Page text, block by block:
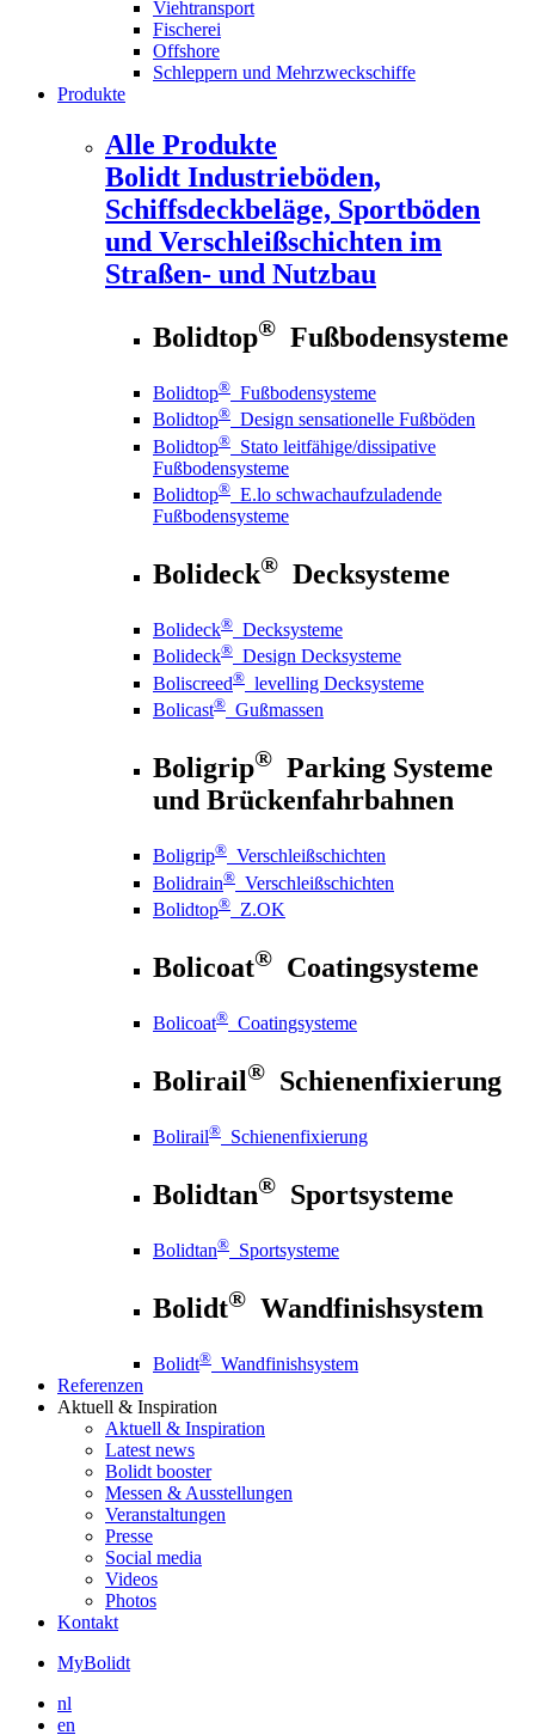
Viehtransport
Fischerei
Offshore
Schleppern und Mehrzweckschiffe
Produkte
Alle Produkte
Bolidt Industrieböden,
Schiffsdeckbeläge, Sportböden
und Verschleißschichten im
Straßen- und Nutzbau
Bolidtop® Fußbodensysteme
Bolidtop® Fußbodensysteme
Bolidtop® Design sensationelle Fußböden
Bolidtop® Stato leitfähige/dissipative
Fußbodensysteme
Bolidtop® E.lo schwachaufzuladende
Fußbodensysteme
Bolideck® Decksysteme
Bolideck® Decksysteme
Bolideck® Design Decksysteme
Boliscreed® levelling Decksysteme
Bolicast® Gußmassen
Boligrip® Parking Systeme
und Brückenfahrbahnen
Boligrip® Verschleißschichten
Bolidrain® Verschleißschichten
Bolidtop® Z.OK
Bolicoat® Coatingsysteme
Bolicoat® Coatingsysteme
Bolirail® Schienenfixierung
Bolirail® Schienenfixierung
Bolidtan® Sportsysteme
Bolidtan® Sportsysteme
Bolidt® Wandfinishsystem
Bolidt® Wandfinishsystem
Referenzen
Aktuell & Inspiration
Aktuell & Inspiration
Latest news
Bolidt booster
Messen & Ausstellungen
Veranstaltungen
Presse
Social media
Videos
Photos
Kontakt
MyBolidt
nl
en